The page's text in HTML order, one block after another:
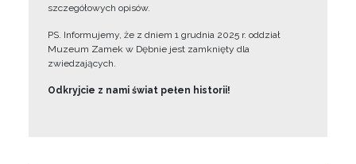
szczegółowych opisów.
PS. Informujemy, że z dniem 1 grudnia 2025 r. oddział
Muzeum Zamek w Dębnie jest zamknięty dla
zwiedzających.
Odkryjcie z nami świat pełen historii!